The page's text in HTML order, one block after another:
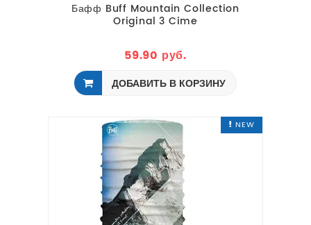
Бафф Buff Mountain Collection
Original 3 Cime
59.90 руб.
ДОБАВИТЬ В КОРЗИНУ
NEW